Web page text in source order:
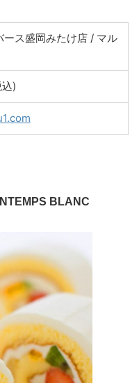
ス盛岡みたけ店 / マル
)
BLANC